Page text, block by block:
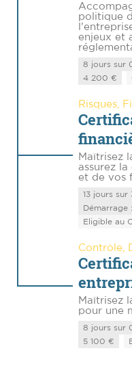
politique
enjeux et
8 jours sur
4 200 €
Risques,
Maîtrisez
assurez
et de vos
13 jours sur
Démarrage
Eligible au
Contrôle,
Maîtrisez
pour une
8 jours sur
5 100 €